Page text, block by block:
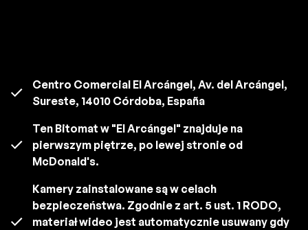
Centro Comercial El Arcángel, Av. del Arcángel,
Sureste, 14010 Córdoba, España
Ten Bitomat w "El Arcángel" znajduje na
pierwszym piętrze, po lewej stronie od
McDonald's.
Kamery zainstalowane są w celach
bezpieczeństwa. Zgodnie z art. 5 ust. 1 RODO,
materiał wideo jest automatycznie usuwany gdy